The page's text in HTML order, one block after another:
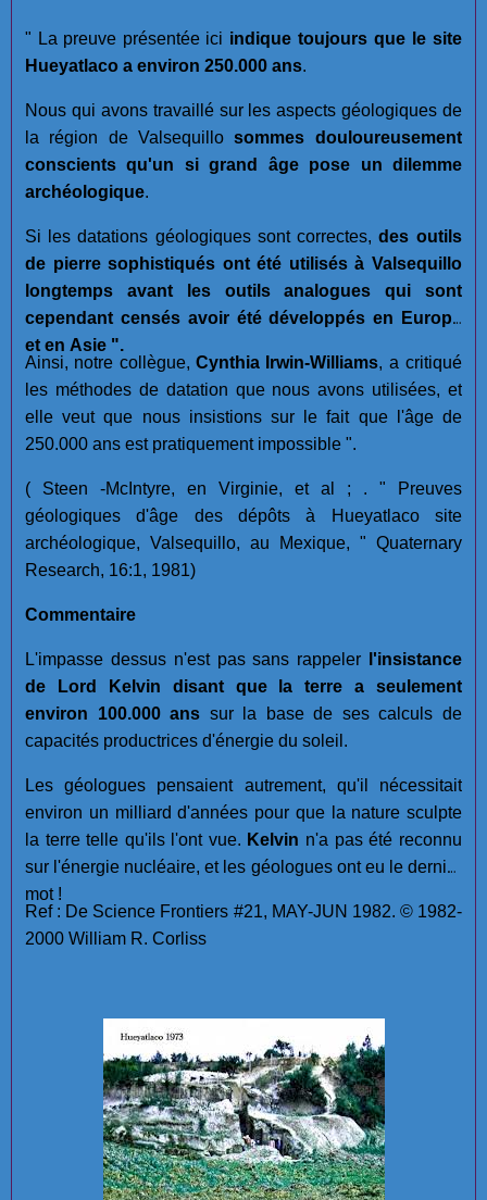
" La preuve présentée ici indique toujours que le site
Hueyatlaco a environ 250.000 ans.
Nous qui avons travaillé sur les aspects géologiques de
la région de Valsequillo sommes douloureusement
conscients qu'un si grand âge pose un dilemme
archéologique.
Si les datations géologiques sont correctes, des outils
de pierre sophistiqués ont été utilisés à Valsequillo
longtemps avant les outils analogues qui sont
cependant censés avoir été développés en Europe
et en Asie ".
Ainsi, notre collègue, Cynthia Irwin-Williams, a critiqué
les méthodes de datation que nous avons utilisées, et
elle veut que nous insistions sur le fait que l'âge de
250.000 ans est pratiquement impossible ".
( Steen -McIntyre, en Virginie, et al ; . " Preuves
géologiques d'âge des dépôts à Hueyatlaco site
archéologique, Valsequillo, au Mexique, " Quaternary
Research, 16:1, 1981)
Commentaire
L'impasse dessus n'est pas sans rappeler
l'insistance
de Lord Kelvin disant que la terre a seulement
environ 100.000 ans sur la base de ses calculs de
capacités productrices d'énergie du soleil.
Les géologues pensaient autrement, qu'il nécessitait
environ un milliard d'années pour que la nature sculpte
la terre telle qu'ils l'ont vue. Kelvin n'a pas été reconnu
sur l'énergie nucléaire, et les géologues ont eu le dernier
mot !
Ref : De Science Frontiers #21, MAY-JUN 1982. © 1982-
2000 William R. Corliss